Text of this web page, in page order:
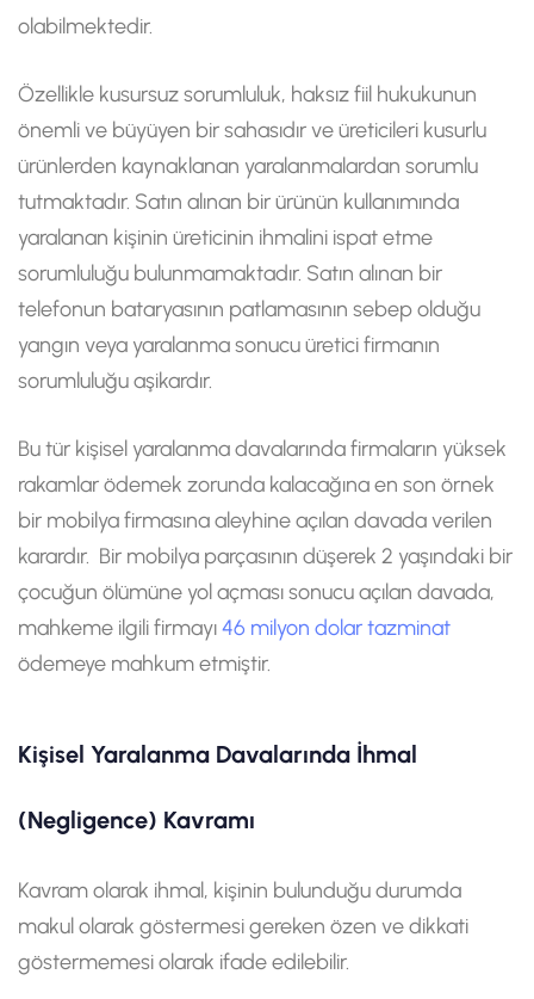
olabilmektedir.
Özellikle kusursuz sorumluluk, haksız fiil hukukunun
önemli ve büyüyen bir sahasıdır ve üreticileri kusurlu
ürünlerden kaynaklanan yaralanmalardan sorumlu
tutmaktadır. Satın alınan bir ürünün kullanımında
yaralanan kişinin üreticinin ihmalini ispat etme
sorumluluğu bulunmamaktadır. Satın alınan bir
telefonun bataryasının patlamasının sebep olduğu
yangın veya yaralanma sonucu üretici firmanın
sorumluluğu aşikardır.
Bu tür kişisel yaralanma davalarında firmaların yüksek
rakamlar ödemek zorunda kalacağına en son örnek
bir mobilya firmasına aleyhine açılan davada verilen
karardır. Bir mobilya parçasının düşerek 2 yaşındaki bir
çocuğun ölümüne yol açması sonucu açılan davada,
mahkeme ilgili firmayı46 milyon dolar tazminat
ödemeye mahkum etmiştir.
Kişisel Yaralanma Davalarında İhmal
(Negligence) Kavramı
Kavram olarak ihmal, kişinin bulunduğu durumda
makul olarak göstermesi gereken özen ve dikkati
göstermemesi olarak ifade edilebilir.